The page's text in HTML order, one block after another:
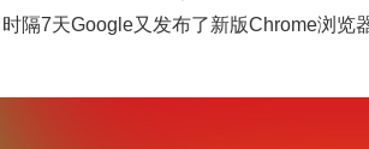
隔7天Google又发布了新版Chrome浏览